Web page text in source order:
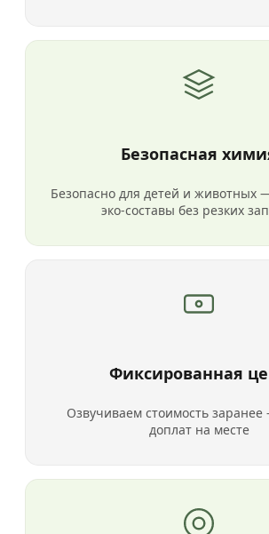
Безопасная
Безопасно для детей и животных
эко-составы без резких
Фиксированная
Озвучиваем стоимость
доплат на месте